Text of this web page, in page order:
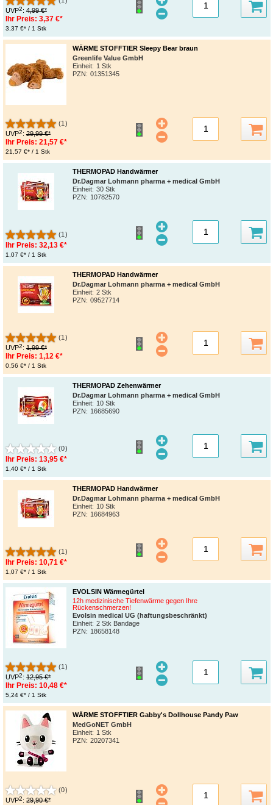
UVP2: 4,99 €*
Ihr Preis: 3,37 €*
3,37 €* / 1 Stk
WÄRME STOFFTIER Sleepy Bear braun
Greenlife Value GmbH
Einheit: 1 Stk
PZN: 01351345
(1)
UVP2: 29,99 €*
Ihr Preis: 21,57 €*
21,57 €* / 1 Stk
THERMOPAD Handwärmer
Dr.Dagmar Lohmann pharma + medical GmbH
Einheit: 30 Stk
PZN: 10782570
(1)
Ihr Preis: 32,13 €*
1,07 €* / 1 Stk
THERMOPAD Handwärmer
Dr.Dagmar Lohmann pharma + medical GmbH
Einheit: 2 Stk
PZN: 09527714
(1)
UVP2: 1,99 €*
Ihr Preis: 1,12 €*
0,56 €* / 1 Stk
THERMOPAD Zehenwärmer
Dr.Dagmar Lohmann pharma + medical GmbH
Einheit: 10 Stk
PZN: 16685690
(0)
Ihr Preis: 13,95 €*
1,40 €* / 1 Stk
THERMOPAD Handwärmer
Dr.Dagmar Lohmann pharma + medical GmbH
Einheit: 10 Stk
PZN: 16684963
(1)
Ihr Preis: 10,71 €*
1,07 €* / 1 Stk
EVOLSIN Wärmegürtel
12h medizinische Tiefenwärme gegen Ihre
Rückenschmerzen!
Evolsin medical UG (haftungsbeschränkt)
Einheit: 2 Stk Bandage
PZN: 18658148
(1)
UVP2: 12,95 €*
Ihr Preis: 10,48 €*
5,24 €* / 1 Stk
WÄRME STOFFTIER Gabby's Dollhouse Pandy Paw
MedGoNET GmbH
Einheit: 1 Stk
PZN: 20207341
(0)
UVP2: 29,90 €*